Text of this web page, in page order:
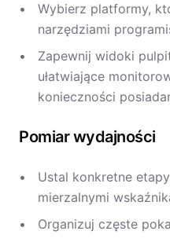
Wybierz platformy,
narzędziami
Zapewnij widoki
ułatwiające
konieczności
Pomiar wydajności
Ustal konkretne
mierzalnymi
Organizuj częste